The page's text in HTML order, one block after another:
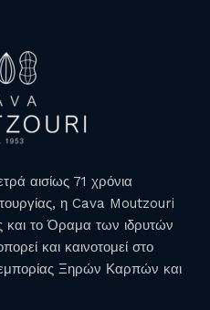
αισίως 71 χρόνια
η Cava Moutzouri
και το Όραμα των ιδρυτών
και καινοτομεί στο
Ξηρών Καρπών και